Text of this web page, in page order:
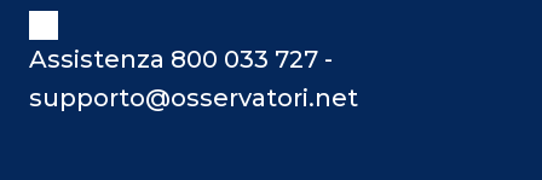
Assistenza 800 033 727 -
supporto@osservatori.net